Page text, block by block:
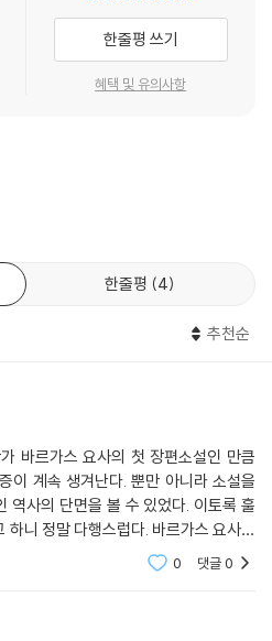
금지 처벌이 내려지고, 오래 이어지는
장교들에게 범인이 카바라고 고발한
고가 일어난다. 학교 당국은 학교의 명
사건을 묻으며 학생의 죽음은 안타까운
키워내 사회에 진출시키기 위한 교육
소년들이 가장 먼저 맞닥뜨리는 것은
교들이다. 레온시오 프라도는 약육강
서 소년들은 상부의 폭력에 복종하며
은 하급생을 재미로 괴롭힌다. 장교
게 폭언을 퍼붓고 발길질을 한다. 학교
년들의 새로운 세계가 되고, 그들은
. 처음에는 상급생의 폭력에 대항하기
서며, 재규어의 한마디에 리카르도는
는 그들을 보호하지 않는다. 그뿐만
당국은 오히려 거대한 가해자가 된다.
장교들은 사건을 조작한다. 총에 맞
하게 막는가 하면, 학생들을 협박해 입
지키려던 유일한 장교는 결국 체제에서
의 ‘도시’, 그 통렬한 고발의 기록
한줄평 쓰기
혜택 및 유의사항
한줄평 4
추천순
바르가스 요사의 첫 장편소설인 만큼
이 계속 생겨난다. 뿐만 아니라 소설을
역사의 단면을 볼 수 있었다. 이토록 훌
니 정말 다행스럽다. 바르가스 요사의
문학들을 접해볼 계기가 되었다.
0 댓글0